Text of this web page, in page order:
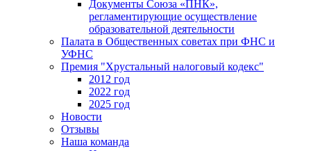
Документы Союза «ПНК»,
регламентирующие осуществление
образовательной деятельности
Палата в Общественных советах при ФНС и
УФНС
Премия "Хрустальный налоговый кодекс"
2012 год
2022 год
2025 год
Новости
Отзывы
Наша команда